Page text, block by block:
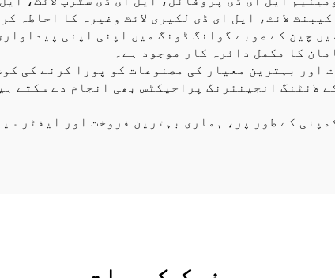
لائٹ، ایل ای ڈی لکیری لائٹ وغیرہ کا احاطہ
خدمات فراہم کرنے کے لیے ہم نے 2013ء میں چین کے صوبے گوانگ ڈونگ
اور بہترین معیار کی مصنوعات کو پورا کرنے کی
لائٹنگ انجینئرنگ پراجیکٹس بھی انجام دے سکتے
کے طور پر، ہماری بہترین فروخت اور ایفٹر